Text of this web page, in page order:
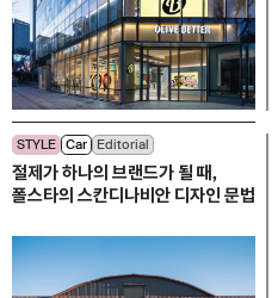
STYLE Car Editorial
절제가 하나의 브랜드가 될 때,
폴스타의 스칸디나비안 디자인 문법